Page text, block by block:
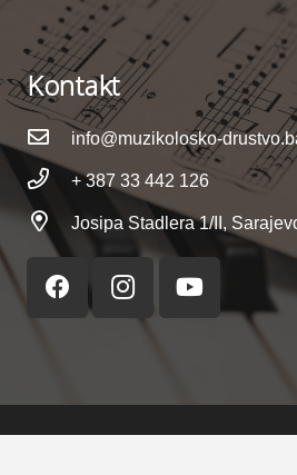
Kontakt
info@muzikolosko-
+ 387 33 442 126
Josipa Stadlera 1/II,